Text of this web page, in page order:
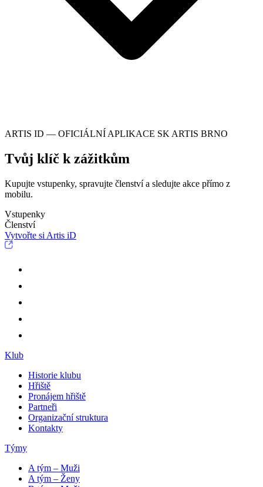
ARTIS ID — OFICIÁLNÍ APLIKACE SK ARTIS BRNO
Tvůj klíč k zážitkům
Kupujte vstupenky, spravujte členství a sledujte akce přímo z
mobilu.
Vstupenky
Členství
Vytvořte si Artis iD
Klub
Historie klubu
Hřiště
Pronájem hřiště
Partneři
Organizační struktura
Kontakty
Týmy
A tým – Muži
A tým – Ženy